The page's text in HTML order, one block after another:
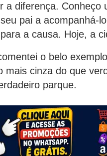
a diferença. Conheço
pai a acompanhá-
a causa. Hoje, a
o belo exemplo
mais cinza do que
parque.